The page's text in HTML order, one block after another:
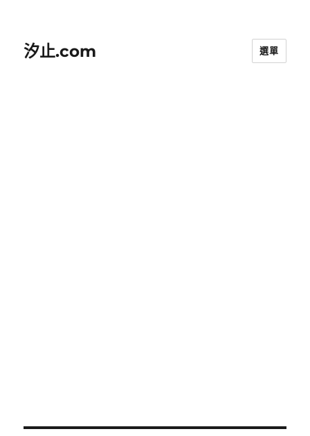
汐止.com 選單